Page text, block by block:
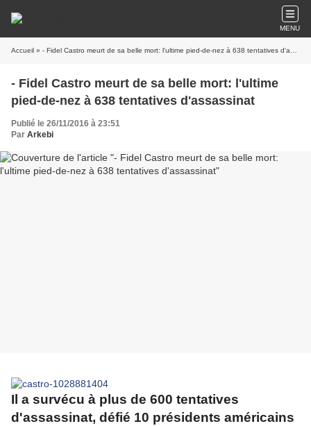
MENU
Accueil » - Fidel Castro meurt de sa belle mort: l'ultime pied-de-nez à 638 tentatives d'assassinat
- Fidel Castro meurt de sa belle mort: l'ultime
pied-de-nez à 638 tentatives d'assassinat
Publié le 26/11/2016 à 23:51
Par Arkebi
Il a survécu à plus de 600 tentatives
d'assassinat, défié 10 présidents américains